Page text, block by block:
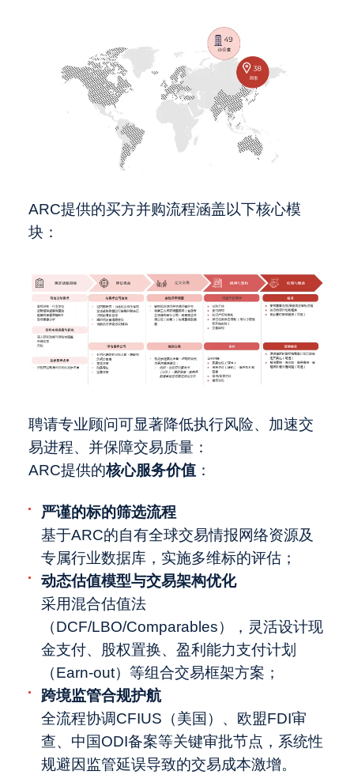
ARC提供的买方并购流程涵盖以下核心模
块：
聘请专业顾问可显著降低执行风险、加速交
易进程、并保障交易质量：
‌ARC提供的核心服务价值‌：
严谨的标的筛选流程
基于ARC的自有全球交易情报网络资源及
专属行业数据库，实施多维标的评估；
动态估值模型与交易架构优化
采用混合估值法
（DCF/LBO/Comparables），灵活设计现
金支付、股权置换、盈利能力支付计划
（Earn-out）等组合交易框架方案；
跨境监管合规护航
全流程协调CFIUS（美国）、欧盟FDI审
查、中国ODI备案等关键审批节点，系统性
规避因监管延误导致的交易成本激增。